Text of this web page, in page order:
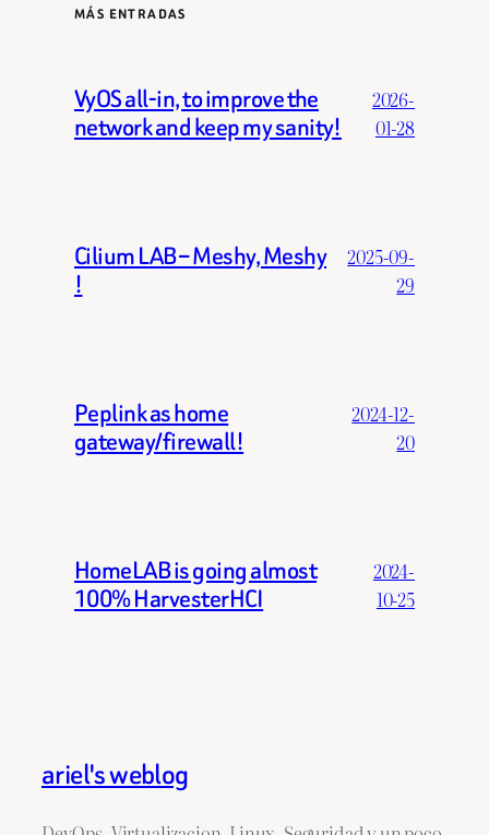
MÁS ENTRADAS
VyOS all-in, to improve the
network and keep my sanity!
2026-
01-28
Cilium LAB – Meshy, Meshy
!
2025-09-
29
Peplink as home
gateway/firewall!
2024-12-
20
HomeLAB is going almost
100% HarvesterHCI
2024-
10-25
ariel's weblog